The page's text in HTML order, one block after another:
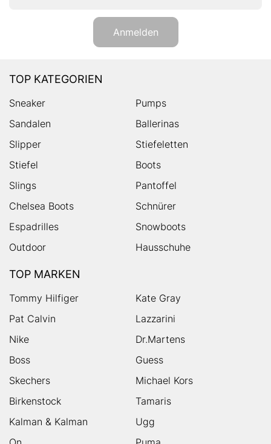
Anmelden
TOP KATEGORIEN
Sneaker
Pumps
Sandalen
Ballerinas
Slipper
Stiefeletten
Stiefel
Boots
Slings
Pantoffel
Chelsea Boots
Schnürer
Espadrilles
Snowboots
Outdoor
Hausschuhe
TOP MARKEN
Tommy Hilfiger
Kate Gray
Pat Calvin
Lazzarini
Nike
Dr.Martens
Boss
Guess
Skechers
Michael Kors
Birkenstock
Tamaris
Kalman & Kalman
Ugg